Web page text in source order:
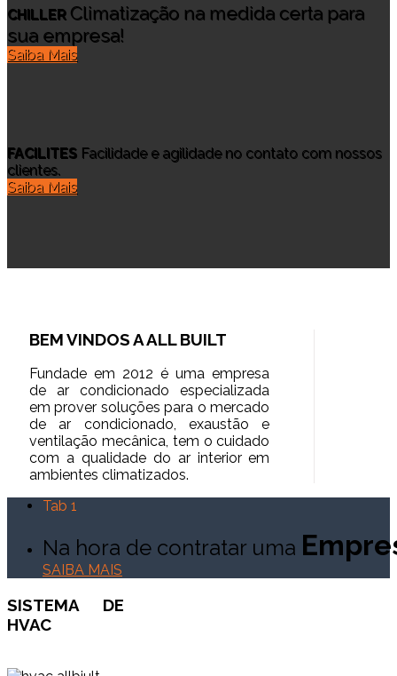
CHILLER Climatização na medida certa para
sua empresa!
Saiba Mais
FACILITES Facilidade e agilidade no contato com nossos
clientes.
Saiba Mais
BEM VINDOS AALL BUILT
Fundade em 2012 é uma empresa
de ar condicionado especializada
em prover soluções para o mercado
de ar condicionado, exaustão e
ventilação mecânica, tem o cuidado
com a qualidade do ar interior em
ambientes climatizados.
Tab 1
Na hora de contratar uma
SAIBA MAIS
SISTEMA DE
HVAC